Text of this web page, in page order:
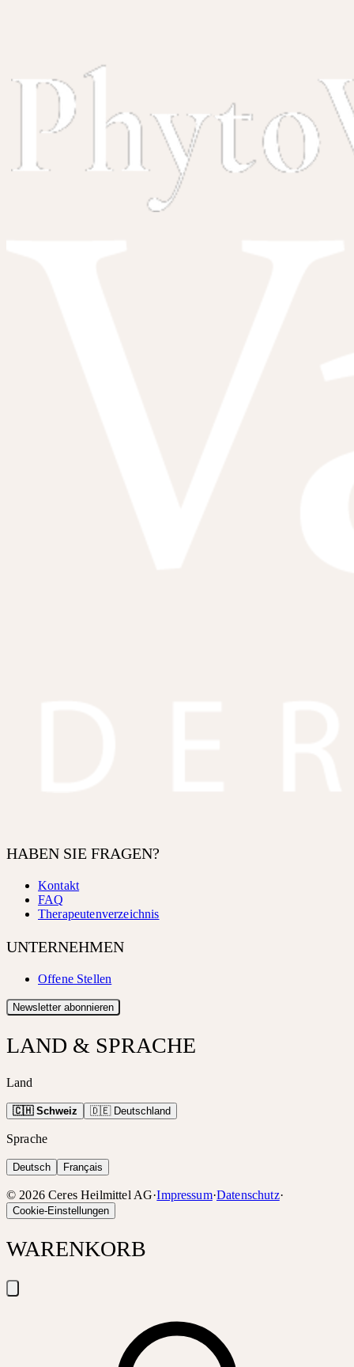
HABEN SIE FRAGEN?
Kontakt
FAQ
Therapeutenverzeichnis
UNTERNEHMEN
Offene Stellen
Newsletter abonnieren
LAND & SPRACHE
Land
🇨🇭 Schweiz 🇩🇪 Deutschland
Sprache
Deutsch Français
© 2026 Ceres Heilmittel AG·Impressum·Datenschutz·
Cookie-Einstellungen
WARENKORB